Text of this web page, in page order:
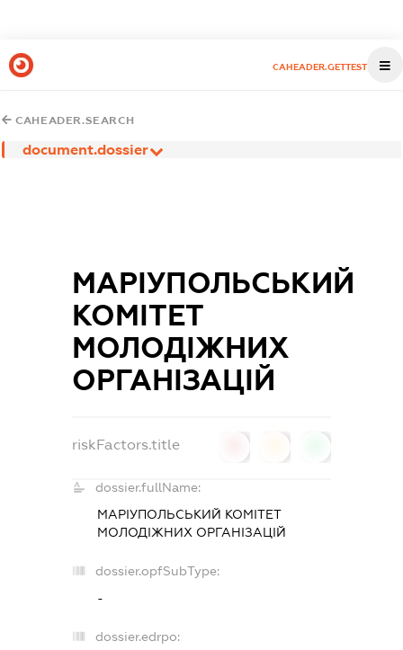
CAHEADER.GETTEST
CAHEADER.SEARCH
document.dossier
МАРІУПОЛЬСЬКИЙ
КОМІТЕТ
МОЛОДІЖНИХ
ОРГАНІЗАЦІЙ
riskFactors.title
dossier.fullName:
МАРІУПОЛЬСЬКИЙ КОМІТЕТ
МОЛОДІЖНИХ ОРГАНІЗАЦІЙ
dossier.opfSubType:
-
dossier.edrpo: